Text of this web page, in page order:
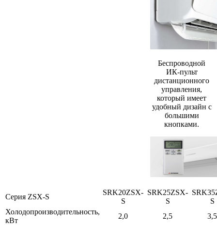
Беспроводной
ИК-пульт
дистанционного
управления,
который имеет
удобный дизайн с
большими
кнопками.
Серия ZSX-S
SRK20ZSX-
S
SRK25ZSX-
S
S
Холодопроизводительность,
кВт
2,0 2,5
3,5